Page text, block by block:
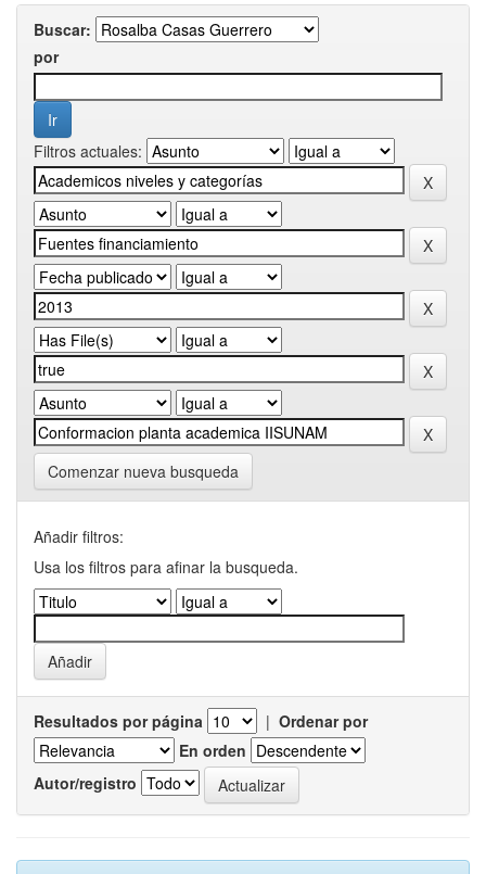
Buscar:
por
Filtros actuales:
Comenzar nueva busqueda
Añadir filtros:
Usa los filtros para afinar la busqueda.
Resultados por página | Ordenar por
En orden
Autor/registro